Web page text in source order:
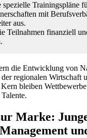
Trainingspläne
mit
aus.
Teilnahmen finanziell
die Entwicklung von
regionalen Wirtschaft
bleiben
Marke: